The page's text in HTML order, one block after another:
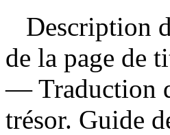
Description
de la page de
—Traduction
trésor. Guide